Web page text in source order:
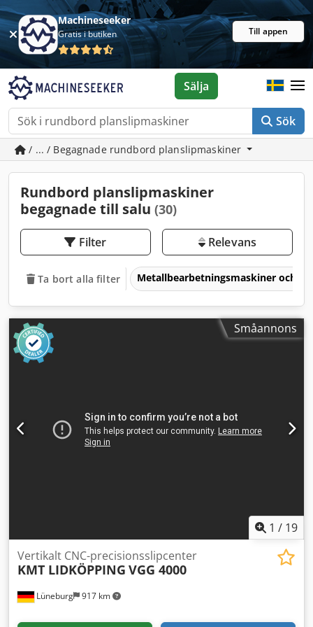
Machineseeker
Gratis i butiken Till appen
Sök
Sälja
/ ... / Begagnade rundbord planslipmaskiner
Rundbord planslipmaskiner
begagnade till salu (30)
Filter Relevans
Ta bort alla filter Metallbearbetningsmaskiner och
Småannons
1 / 19
Lüneburg 917 km
Vertikalt CNC-precisionsslipcenter
KMT LIDKÖPPING VGG 4000